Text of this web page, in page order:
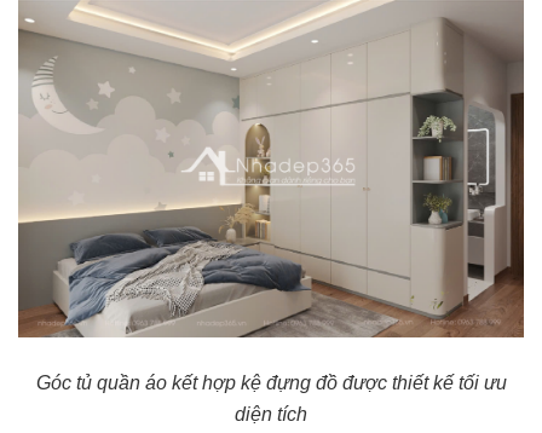
Góc tủ quần áo kết hợp kệ đựng đồ được thiết kế tối ưu
diện tích